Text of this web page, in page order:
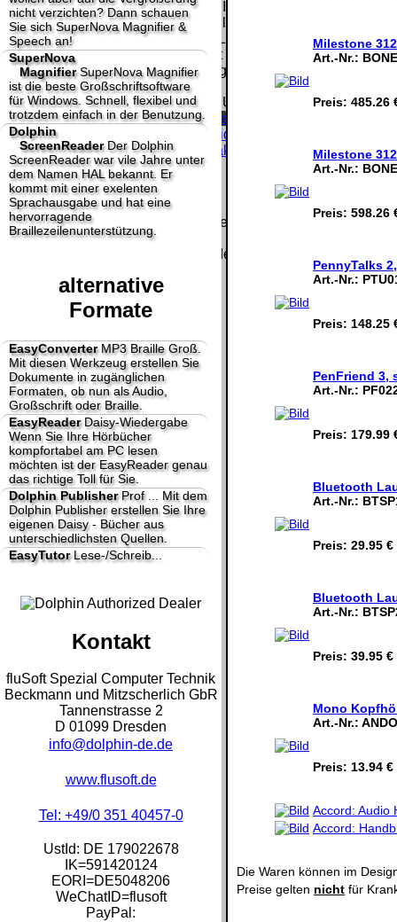
Milestone
Art.-Nr.:
Preis: 485.26
Milestone
Art.-Nr.:
Preis: 598.26
PennyTalks
Art.-Nr.:
Preis: 148.25
PenFriend 3,
Art.-Nr.:
Preis: 179.99
Bluetooth
Art.-Nr.:
Preis: 29.95 €
Bluetooth
Art.-Nr.:
Preis: 39.95 €
Mono
Art.-Nr.:
Preis: 13.94 €
Accord: Audio
Accord:
Die Waren können im
Preise gelten nicht für
nicht verzichten? Dann schauen
Sie sich SuperNova Magnifier &
Speech an!
SuperNova
MagnifierSuperNova Magnifier
ist die beste Großschriftsoftware
für Windows. Schnell, flexibel und
trotzdem einfach in der Benutzung.
Dolphin
ScreenReaderDer Dolphin
ScreenReader war vile Jahre unter
dem Namen HAL bekannt. Er
kommt mit einer exelenten
Sprachausgabe und hat eine
hervorragende
Braillezeilenunterstützung.
alternative
Formate
EasyConverterMP3 Braille Groß.
Mit diesen Werkzeug erstellen Sie
Dokumente in zugänglichen
Formaten, ob nun als Audio,
Großschrift oder Braille.
EasyReaderDaisy-Wiedergabe
Wenn Sie Ihre Hörbücher
kompfortabel am PC lesen
möchten ist der EasyReader genau
das richtige Toll für Sie.
Dolphin PublisherProf ...
Mit dem
Dolphin Publisher erstellen Sie Ihre
eigenen Daisy - Bücher aus
unterschiedlichsten Quellen.
EasyTutorLese-/Schreib...
Kontakt
fluSoft Spezial Computer Technik
Beckmann und Mitzscherlich GbR
Tannenstrasse 2
D 01099 Dresden
info@dolphin-de.de
www.flusoft.de
Tel: +49/0 351 40457-0
UstId: DE 179022678
IK=591420124
EORI=DE5048206
WeChatID=flusoft
PayPal:
Homepage und machen uns diese Inhalte nicht
zu eigen. Diese Erklärung gilt für alle auf
unserer Homepage angebrachten Links.
Die Europäische Kommission stellt eine
Plattform zur Online-Streitbeilegung (OS) bereit.
Die Plattform finden Sie unter
http://ec.europa.eu/consumers/odr/
Unsere E-
Mailadresse lautet:info@dolphin-de.de
Seitenanfang
Widerruf
Datenschutz Urheberrechte Kontakt
Katalog (PDF) Sitemap
große Anzeige Schließen
Diese Website nutzt Cookies, um bestmögliche Funktionalität
bieten zu können.
This website uses cookies to provide the best possible
Ok, verstanden Mehr Infos